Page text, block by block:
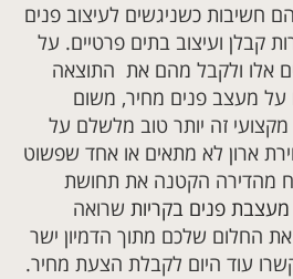
חשיבות כשניגשים לעיצוב פנים
קבלן ועיצוב בתים פרטיים. על
אלו ולקבל מהם את התוצאה
על מעצב פנים מחיר, משום
זה יותר טוב מלשלם על
ארון לא מתאים או אחד שפשוט
מהדירה הקטנה את תחושת
מעצבת פנים בקריות שרואה
החלום שלכם מתוך הדמיון ישר
עוד היום לקבלת הצעת מחיר.